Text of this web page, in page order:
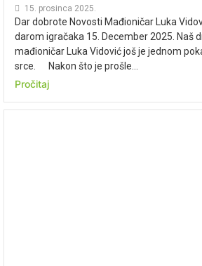
15. prosinca 2025.
Dar dobrote Novosti Mađioničar Luka
darom igračaka 15. December 2025. Naš
mađioničar Luka Vidović još je jednom
srce. Nakon što je prošle...
Pročitaj